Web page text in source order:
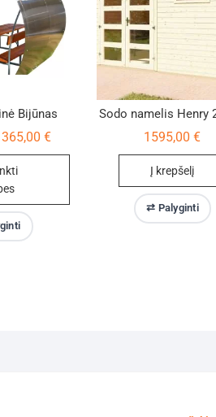
Bijūnas
365,00 €Price
Sodo namelis Henry
1595,00€
Į krepšelį
⇄ Palyginti